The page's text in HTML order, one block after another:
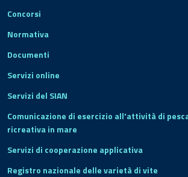
Concorsi
Normativa
Documenti
Servizi online
Servizi del SIAN
Comunicazione di esercizio all'attività di
ricreativa in mare
Servizi di cooperazione applicativa
Registro nazionale delle varietà di vite